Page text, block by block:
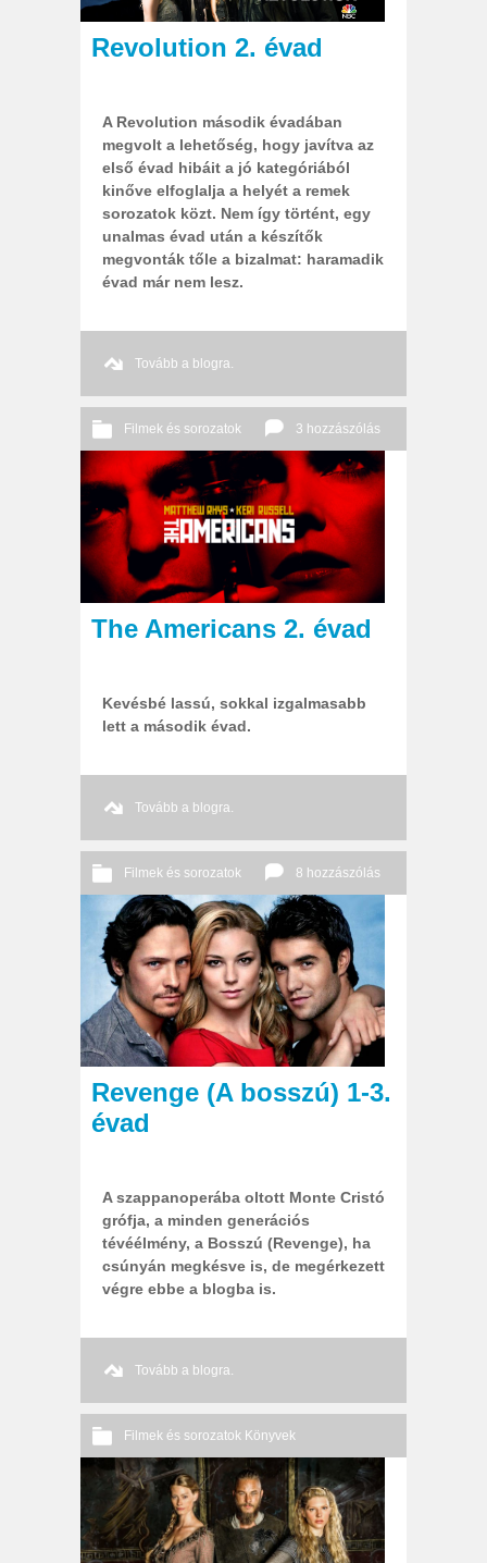
Revolution 2. évad
A Revolution második évadában
megvolt a lehetőség, hogy javítva az
első évad hibáit a jó kategóriából
kinőve elfoglalja a helyét a remek
sorozatok közt. Nem így történt, egy
unalmas évad után a készítők
megvonták tőle a bizalmat: haramadik
évad már nem lesz.
Tovább a blogra.
Filmek és sorozatok 3 hozzászólás
2014 06. 23. Őri András
The Americans 2. évad
Kevésbé lassú, sokkal izgalmasabb
lett a második évad.
Tovább a blogra.
Filmek és sorozatok 8 hozzászólás
2014 06. 21. Őri András
Revenge (A bosszú) 1-3.
évad
A szappanoperába oltott Monte Cristó
grófja, a minden generációs
tévéélmény, a Bosszú (Revenge), ha
csúnyán megkésve is, de megérkezett
végre ebbe a blogba is.
Tovább a blogra.
Filmek és sorozatok Könyvek
5 hozzászólás 2014 05. 23.
Őri András